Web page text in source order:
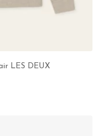
LES DEUX